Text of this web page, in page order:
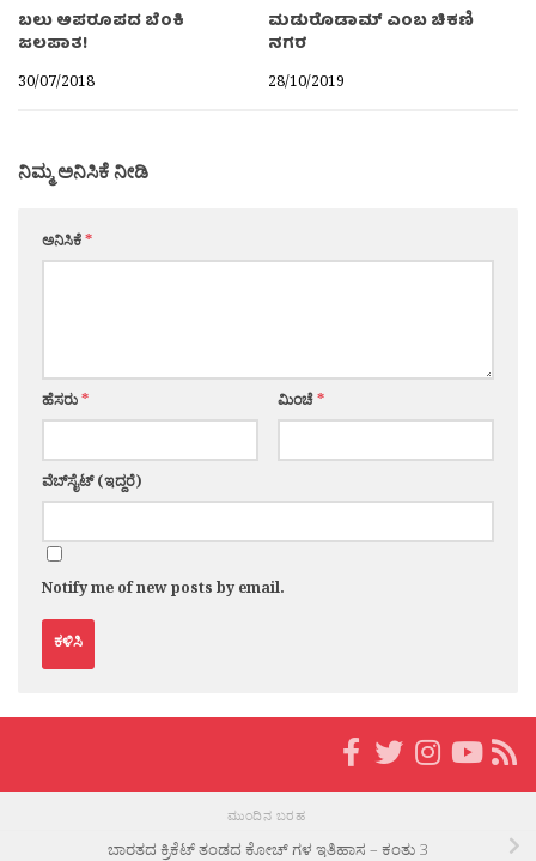
ಬಲು ಅಪರೂಪದ ಬೆಂಕಿ
ಜಲಪಾತ!
30/07/2018
ಮಡುರೊಡಾಮ್ ಎಂಬ ಚಿಕಣಿ
ನಗರ
28/10/2019
ನಿಮ್ಮ ಅನಿಸಿಕೆ ನೀಡಿ
ಅನಿಸಿಕೆ*
ಹೆಸರು* ಮಿಂಚೆ*
ವೆಬ್‌ಸೈಟ್ (ಇದ್ದರೆ)
Notify me of new posts by email.
ಮುಂದಿನ ಬರಹ
ಬಾರತದ ಕ್ರಿಕೆಟ್ ತಂಡದ ಕೋಚ್ ಗಳ ಇತಿಹಾಸ – ಕಂತು 3